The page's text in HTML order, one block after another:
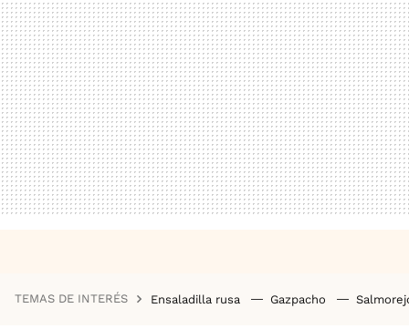
TEMAS DE INTERÉS Ensaladilla rusa Gazpacho